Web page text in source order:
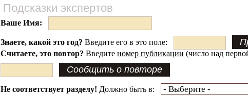
Подсказки экспертов
Ваше Имя:
Знаете, какой это год? Введите его в это поле:
Считаете, это повтор? Введите номер публикации (число над
Не соответствует разделу! Должно быть в: